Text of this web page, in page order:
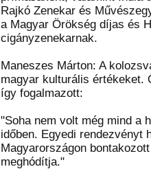
Rajkó Zenekar és
a Magyar Örökség díjas és
cigányzenekarnak.
Maneszes Márton: A
magyar kulturális értékeket.
így fogalmazott:
"Soha nem volt még mind a
időben. Egyedi rendezvényt
Magyarországon
meghódítja."